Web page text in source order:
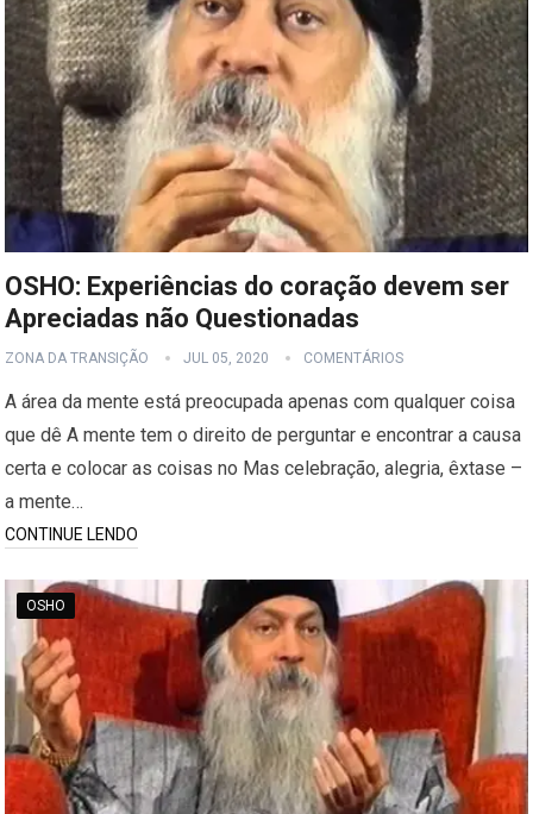
OSHO: Experiências do coração devem ser
Apreciadas não Questionadas
ZONA DA TRANSIÇÃO JUL 05, 2020 COMENTÁRIOS
A área da mente está preocupada apenas com qualquer coisa
que dê A mente tem o direito de perguntar e encontrar a causa
certa e colocar as coisas no Mas celebração, alegria, êxtase –
a mente…
CONTINUE LENDO
OSHO